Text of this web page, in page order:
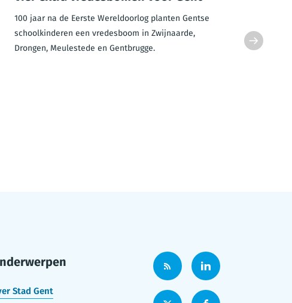
100 jaar na de Eerste Wereldoorlog planten Gentse
schoolkinderen een vredesboom in Zwijnaarde,
Drongen, Meulestede en Gentbrugge.
Voor de
in
Stad Gent